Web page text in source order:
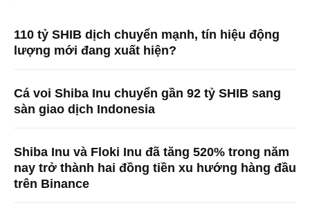
110 tỷ SHIB dịch chuyển mạnh, tín hiệu động
lượng mới đang xuất hiện?
Cá voi Shiba Inu chuyển gần 92 tỷ SHIB sang
sàn giao dịch Indonesia
Shiba Inu và Floki Inu đã tăng 520% ​​trong năm
nay trở thành hai đồng tiền xu hướng hàng đầu
trên Binance